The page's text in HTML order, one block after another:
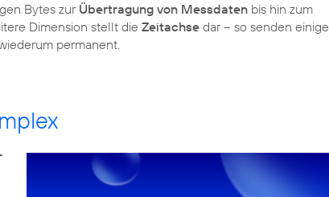
Bytes zur Übertragung von Messdaten bis hin zum
Dimension stellt die Zeitachse dar – so senden einige
permanent.